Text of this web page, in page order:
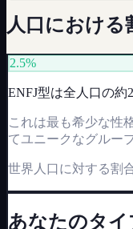
人口における
2.5%
ENFJ型は全人口の約
これは最も希少な性
てユニークなグルー
世界人口に対する割
あなたのタイ